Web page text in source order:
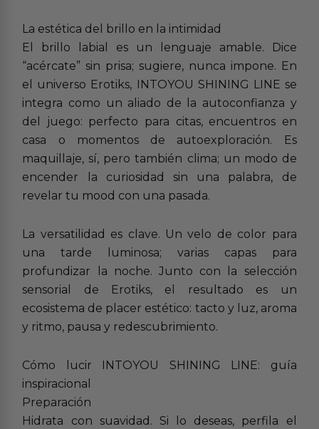
La estética del brillo en la intimidad
El brillo labial es un lenguaje amable. Dice
“acércate” sin prisa; sugiere, nunca impone. En
el universo Erotiks, INTOYOU SHINING LINE se
integra como un aliado de la autoconfianza y
del juego: perfecto para citas, encuentros en
casa o momentos de autoexploración. Es
maquillaje, sí, pero también clima; un modo de
encender la curiosidad sin una palabra, de
revelar tu mood con una pasada.
La versatilidad es clave. Un velo de color para
una tarde luminosa; varias capas para
profundizar la noche. Junto con la selección
sensorial de Erotiks, el resultado es un
ecosistema de placer estético: tacto y luz, aroma
y ritmo, pausa y redescubrimiento.
Cómo lucir INTOYOU SHINING LINE: guía
inspiracional
Preparación
Hidrata con suavidad. Si lo deseas, perfila el